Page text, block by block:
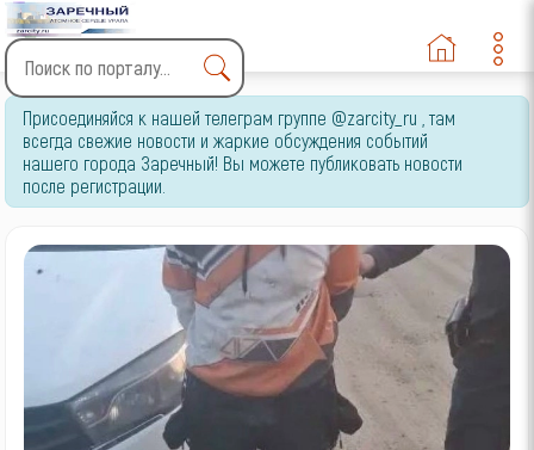
Type 2 or more characters
for results.
Присоединяйся к нашей телеграм группе @zarcity_ru , там
всегда свежие новости и жаркие обсуждения событий
нашего города Заречный! Вы можете публиковать новости
после регистрации.